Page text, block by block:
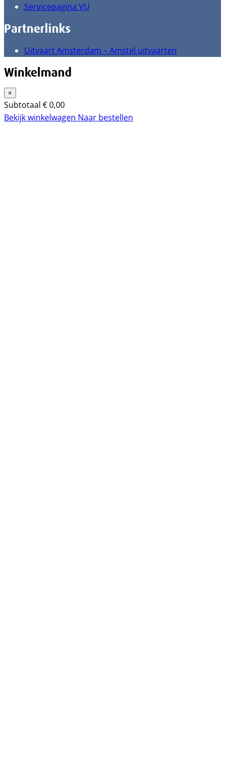
Servicepagina VU
Partnerlinks
Uitvaart Amsterdam – Amstel uitvaarten
Winkelmand
×
Subtotaal €0,00
Bekijk winkelwagen Naar bestellen